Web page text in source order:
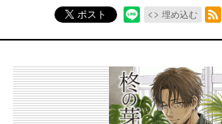
ポスト 埋め込む
RSSフィード